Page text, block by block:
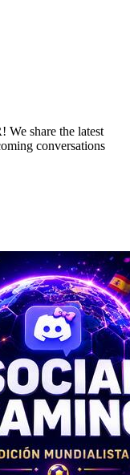
share the latest
conversations